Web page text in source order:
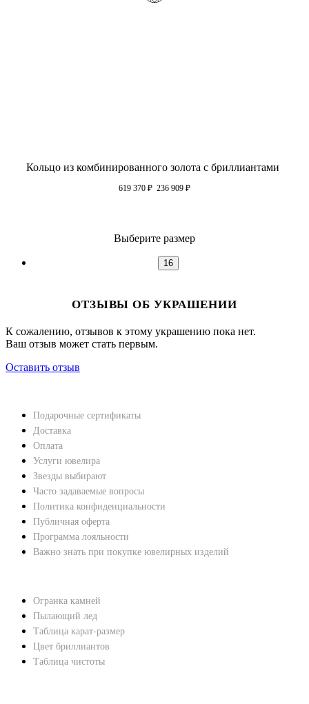
Кольцо из комбинированного золота с бриллиантами
619 370 ₽ 236 909 ₽
Выберите размер
16
ОТЗЫВЫ ОБ УКРАШЕНИИ
К сожалению, отзывов к этому украшению пока нет.
Ваш отзыв может стать первым.
Оставить отзыв
Подарочные сертификаты
Доставка
Оплата
Услуги ювелира
Звезды выбирают
Часто задаваемые вопросы
Политика конфиденциальности
Публичная оферта
Программа лояльности
Важно знать при покупке ювелирных изделий
Огранка камней
Пылающий лед
Таблица карат-размер
Цвет бриллиантов
Таблица чистоты